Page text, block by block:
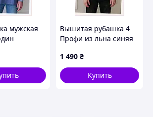
мужская
Вышитая рубашка 4
Профи из льна синяя
8613B88X4
1 490 ₴
Купить